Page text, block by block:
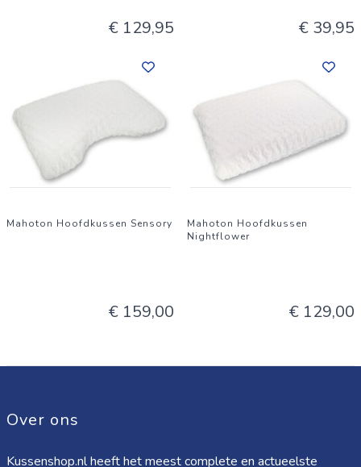
€ 129,95 € 39,95
Mahoton Hoofdkussen Sensory
€ 159,00
Mahoton Hoofdkussen
Nightflower
€ 129,00
Over ons
Kussenshop.nl heeft het meest complete en actueelste